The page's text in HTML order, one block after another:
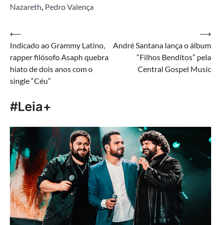
Nazareth, Pedro Valença
Navegação
de
Post
⟵
Indicado ao Grammy Latino,
rapper filósofo Asaph quebra
hiato de dois anos com o
single “Céu”
André Santana lança o álbum
“Filhos Benditos” pela
Central Gospel Music
⟶
#Leia+